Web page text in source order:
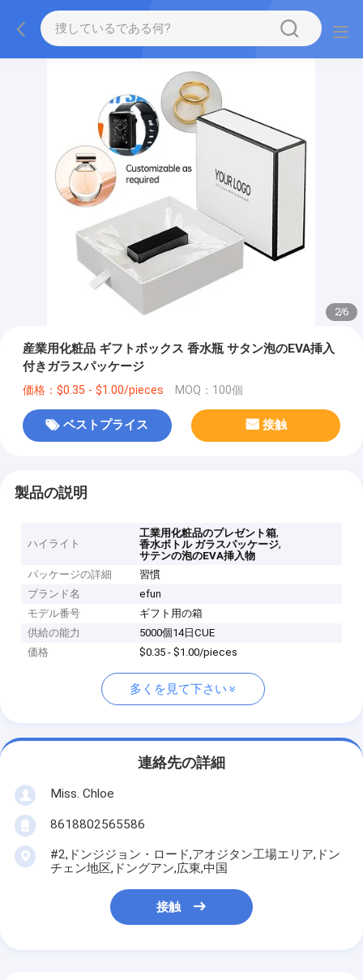
2/6
産業用化粧品 ギフトボックス 香水瓶 サタン泡のEVA挿入
付きガラスパッケージ
価格：$0.35 - $1.00/pieces MOQ：100個
ベストプライス 接触
製品の説明
ハイライト
工業用化粧品のプレゼント箱,
香水ボトル ガラスパッケージ,
サテンの泡のEVA挿入物
パッケージの詳細
習慣
ブランド名
efun
モデル番号
ギフト用の箱
供給の能力
5000個14日CUE
価格
$0.35 - $1.00/pieces
多くを見て下さい
連絡先の詳細
Miss. Chloe
8618802565586
#2,ドンジジョン・ロード,アオジタン工場エリア,ドン
チェン地区,ドングアン,広東,中国
接触